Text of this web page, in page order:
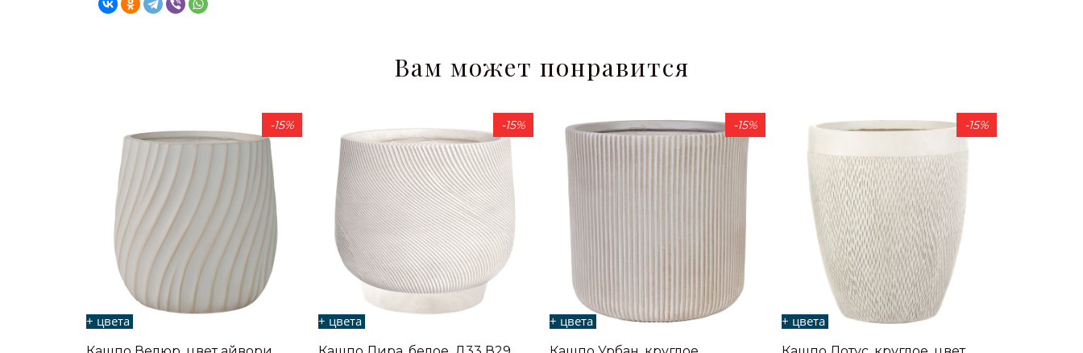
Вам может понравится
-15%
+ цвета
-15%
+ цвета
-15%
+ цвета
-15%
+ цвета